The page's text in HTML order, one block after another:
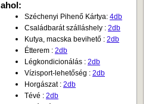
ahol:
Széchenyi Pihenő Kártya: 4db
Családbarát szálláshely : 2db
Kutya, macska bevihető : 2db
Étterem : 2db
Légkondicionálás : 2db
Vízisport-lehetőség : 2db
Horgászat : 2db
Tévé : 2db